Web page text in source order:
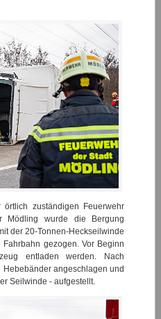
zuständigen Feuerwehr
Mödling wurde die Bergung
der 20-Tonnen-Heckseilwinde
gezogen. Vor Beginn
entladen werden. Nach
angeschlagen und
Seilwinde - aufgestellt.